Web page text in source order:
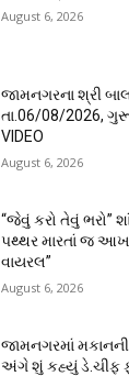
August 6, 2026
જામનગરના શ્રી
તા.06/08/2026,
VIDEO
August 6, 2026
“જેવું કરો તેવું ભરો”
પથ્થર મારતાં જ
વાયરલ”
August 6, 2026
જામનગરમાં મકાનની
અંગે શું કહ્યું ડે.ચીફ